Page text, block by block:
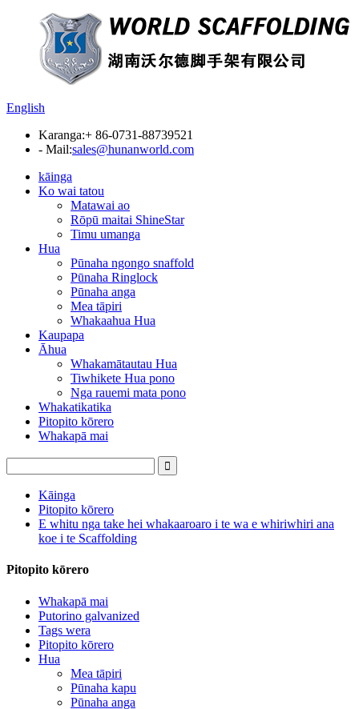
English
Karanga:+ 86-0731-88739521
- Mail:sales@hunanworld.com
kāinga
Ko wai tatou
Matawai ao
Rōpū maitai ShineStar
Timu umanga
Hua
Pūnaha ngongo snaffold
Pūnaha Ringlock
Pūnaha anga
Mea tāpiri
Whakaahua Hua
Kaupapa
Āhua
Whakamātautau Hua
Tiwhikete Hua pono
Nga rauemi mata pono
Whakatikatika
Pitopito kōrero
Whakapā mai
Kāinga
Pitopito kōrero
E whitu nga take hei whakaaroaro i te wa e whiriwhiri ana
koe i te Scaffolding
Pitopito kōrero
Whakapā mai
Putorino galvanized
Tags wera
Pitopito kōrero
Hua
Mea tāpiri
Pūnaha kapu
Pūnaha anga